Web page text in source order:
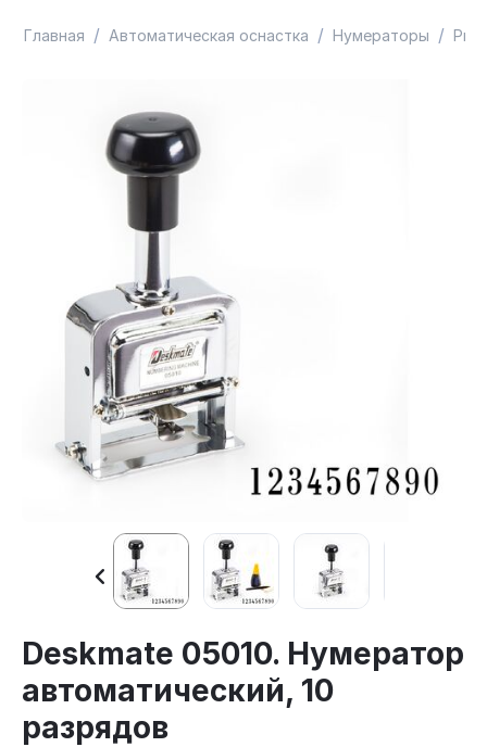
Главная / Автоматическая оснастка / Нумераторы /
Deskmate 05010. Нумератор
автоматический, 10
разрядов